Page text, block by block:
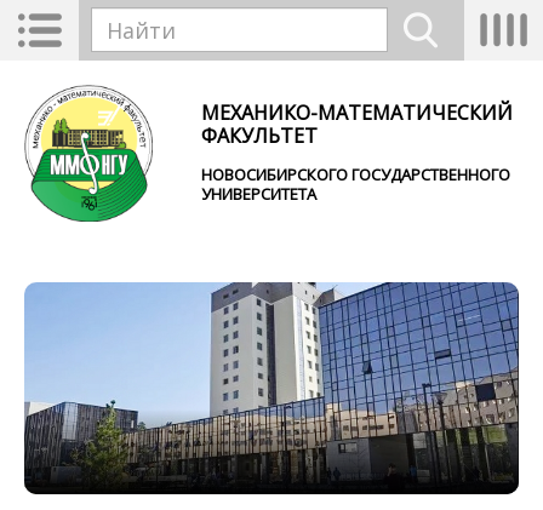
Перейти к основному содержанию
Toggle
navigation
Форма поиска
МЕХАНИКО-МАТЕМАТИЧЕСКИЙ
ФАКУЛЬТЕТ
НОВОСИБИРСКОГО ГОСУДАРСТВЕННОГО
УНИВЕРСИТЕТА